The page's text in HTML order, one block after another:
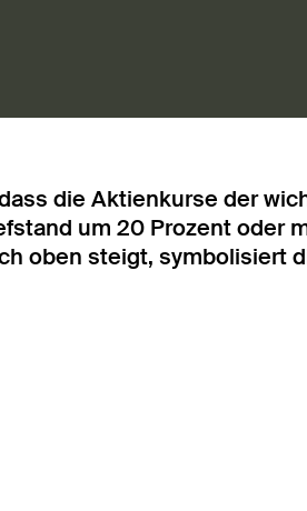
die Aktienkurse der
um 20 Prozent oder
oben steigt, symbolisiert